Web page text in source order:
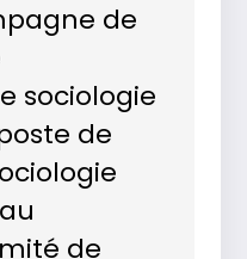
de
sociologie
de
de